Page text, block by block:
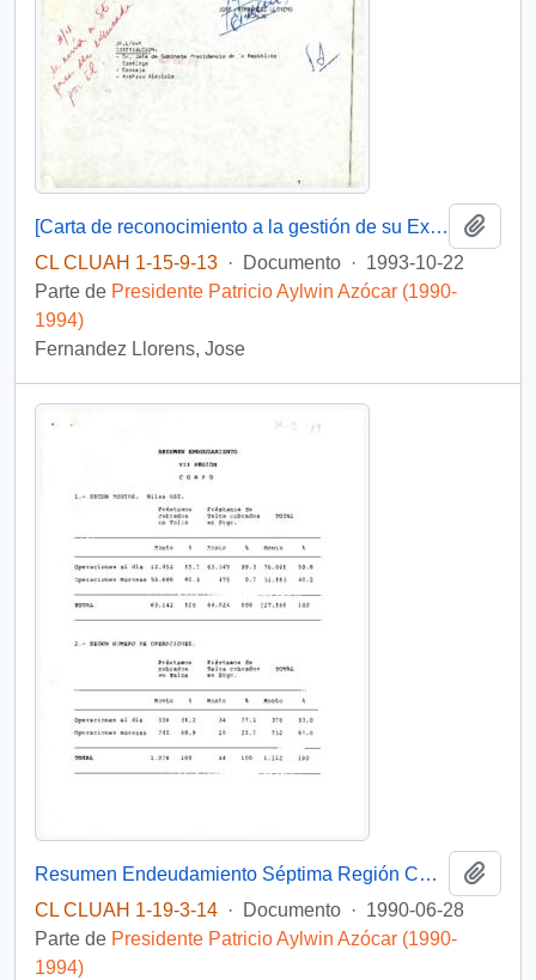
[Carta de reconocimiento a la gestión de su Excelencia el Presidente de la República].
CL CLUAH 1-15-9-13 · Documento · 1993-10-22
Parte de Presidente Patricio Aylwin Azócar (1990-
1994)
Fernandez Llorens, Jose
Resumen Endeudamiento Séptima Región CORFO
CL CLUAH 1-19-3-14 · Documento · 1990-06-28
Parte de Presidente Patricio Aylwin Azócar (1990-
1994)